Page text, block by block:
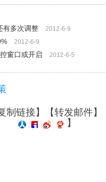
有多次调整
2012-6-9
2012-6-9
窗口或开启 2012-6-5
制链接】【转发邮件】
】